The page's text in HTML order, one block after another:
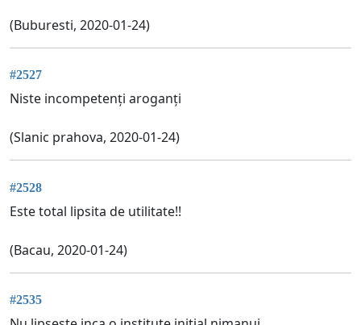
(Buburesti, 2020-01-24)
#2527
Niste incompetenți aroganți
(Slanic prahova, 2020-01-24)
#2528
Este total lipsita de utilitate!!
(Bacau, 2020-01-24)
#2535